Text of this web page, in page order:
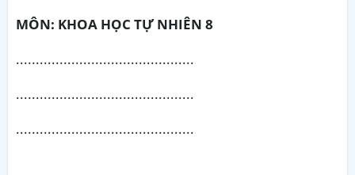
MÔN: KHOA HỌC TỰ NHIÊN 8
.............................................
.............................................
.............................................